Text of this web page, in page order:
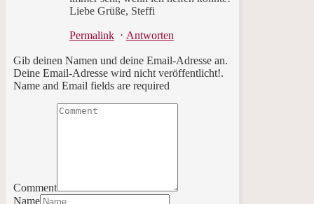
Liebe Grüße, Steffi
Permalink⋅ Antworten
Gib deinen Namen und deine Email-Adresse an.
Deine Email-Adresse wird nicht veröffentlicht!.
Name and Email fields are required
Comment
Name